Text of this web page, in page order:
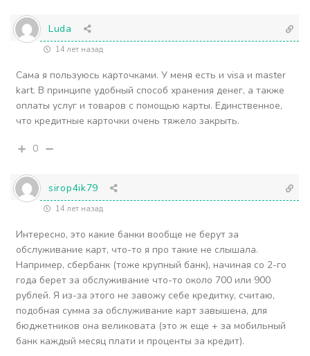
Luda
14 лет назад
Сама я пользуюсь карточками. У меня есть и visa и master
kart. В принципе удобный способ хранения денег, а также
оплаты услуг и товаров с помощью карты. Единственное,
что кредитные карточки очень тяжело закрыть.
0
sirop4ik79
14 лет назад
Интересно, это какие банки вообще не берут за
обслуживание карт, что-то я про такие не слышала.
Например, сбербанк (тоже крупный банк), начиная со 2-го
года берет за обслуживание что-то около 700 или 900
рублей. Я из-за этого не завожу себе кредитку, считаю,
подобная сумма за обслуживание карт завышена, для
бюджетников она великовата (это ж еще + за мобильный
банк каждый месяц плати и проценты за кредит).